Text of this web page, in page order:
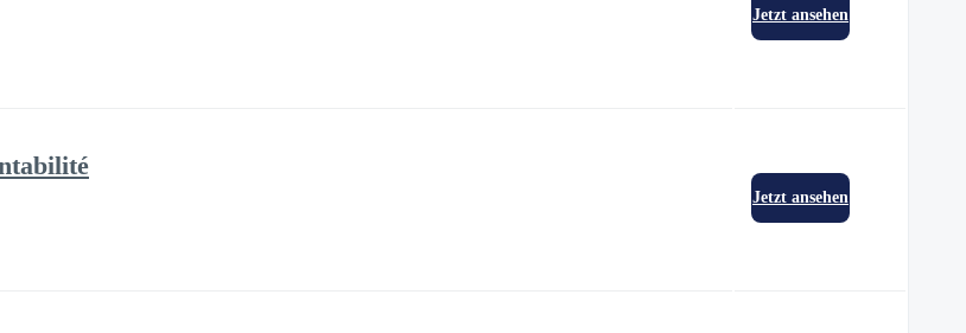
Jetzt ansehen
Jetzt ansehen